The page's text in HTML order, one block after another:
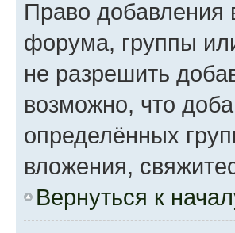
Право добавления
форума, группы
не разрешить
возможно, что
определённых
вложения,
Вернуться к